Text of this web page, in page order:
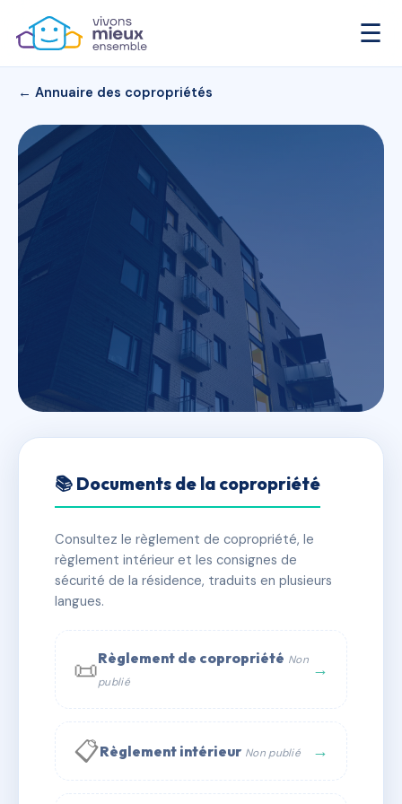
☰
← Annuaire des copropriétés
DEROULEDE 12
✓ Immatriculée 🏠 28 lots 🏗 1 bâtiment(s)
📞 Contacter Syndic Digital
📚 Documents de la copropriété
Consultez le règlement de copropriété, le
règlement intérieur et les consignes de
sécurité de la résidence, traduits en plusieurs
langues.
📜Règlement de copropriété Non
publié
→
📋Règlement intérieur Non publié →